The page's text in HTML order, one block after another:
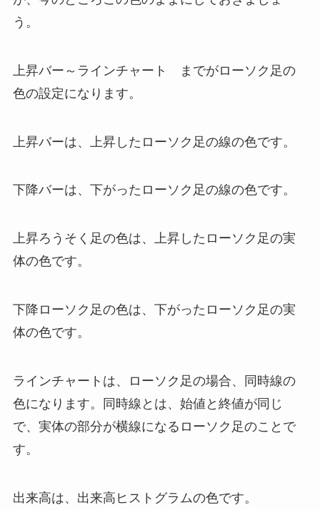
う。
上昇バー～ラインチャート までがローソク足の
色の設定になります。
上昇バーは、上昇したローソク足の線の色です。
下降バーは、下がったローソク足の線の色です。
上昇ろうそく足の色は、上昇したローソク足の実
体の色です。
下降ローソク足の色は、下がったローソク足の実
体の色です。
ラインチャートは、ローソク足の場合、同時線の
色になります。同時線とは、始値と終値が同じ
で、実体の部分が横線になるローソク足のことで
す。
出来高は、出来高ヒストグラムの色です。